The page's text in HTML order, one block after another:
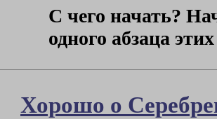
С чего начать?
одного абзаца
Хорошо о